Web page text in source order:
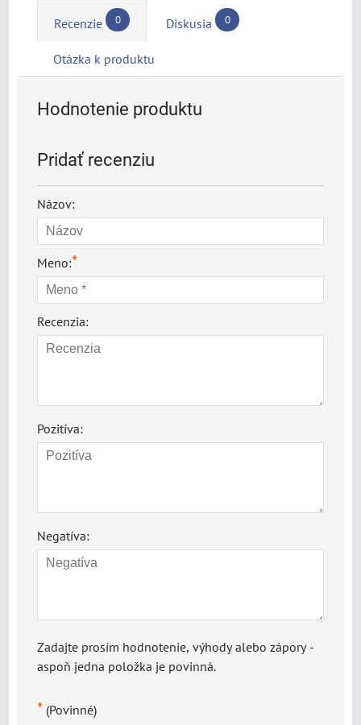
Recenzie 0 Diskusia 0
Otázka k produktu
Hodnotenie produktu
Pridať recenziu
Názov:
Meno:*
Recenzia:
Pozitíva:
Negatíva:
Zadajte prosím hodnotenie, výhody alebo zápory -
aspoň jedna položka je povinná.
* (Povinné)